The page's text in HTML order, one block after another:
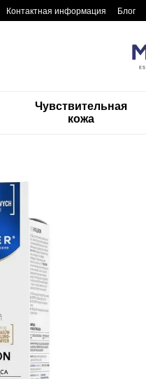
Контактная информация Блог
Чувствительная
кожа